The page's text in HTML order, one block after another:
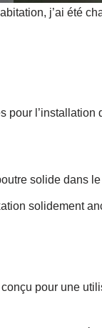
j’ai été
pour l’installation
solide dans
solidement
pour une